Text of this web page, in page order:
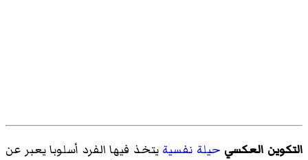
التكوين العكسي حيلة نفسية يتخذ فيها الفرد أسلوبا يعبر عن